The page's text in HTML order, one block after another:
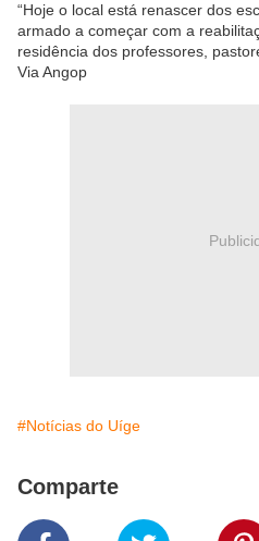
“Hoje o local está renascer dos
armado a começar com a
residência dos professores,
Via Angop
#Notícias do Uíge
Comparte